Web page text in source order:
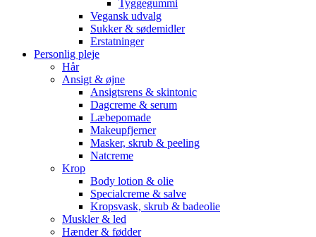
Tyggegummi
Vegansk udvalg
Sukker & sødemidler
Erstatninger
Personlig pleje
Hår
Ansigt & øjne
Ansigtsrens & skintonic
Dagcreme & serum
Læbepomade
Makeupfjerner
Masker, skrub & peeling
Natcreme
Krop
Body lotion & olie
Specialcreme & salve
Kropsvask, skrub & badeolie
Muskler & led
Hænder & fødder